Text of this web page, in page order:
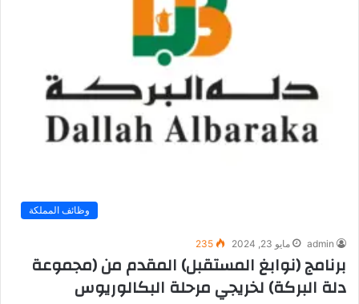
وظائف المملكة
admin مايو 23, 2024 235
برنامج (نوابغ المستقبل) المقدم من (مجموعة
دلة البركة) لخريجي مرحلة البكالوريوس